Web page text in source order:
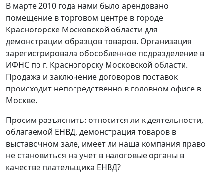
В марте 2010 года нами было арендовано
помещение в торговом центре в городе
Красногорске Московской области для
демонстрации образцов товаров. Организация
зарегистрировала обособленное подразделение в
ИФНС по г. Красногорску Московской области.
Продажа и заключение договоров поставок
происходит непосредственно в головном офисе в
Москве.
Просим разъяснить: относится ли к деятельности,
облагаемой ЕНВД, демонстрация товаров в
выставочном зале, имеет ли наша компания право
не становиться на учет в налоговые органы в
качестве плательщика ЕНВД?